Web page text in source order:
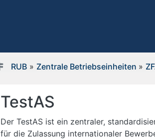
RUB» Zentrale Betriebseinheiten »
TestAS
Der TestAS ist ein zentraler,
für die Zulassung internationaler